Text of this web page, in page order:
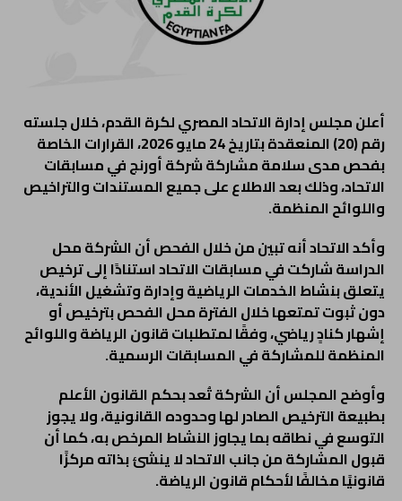
أعلن مجلس إدارة الاتحاد المصري لكرة القدم، خلال جلسته
رقم (20) المنعقدة بتاريخ 24 مايو 2026، القرارات الخاصة
بفحص مدى سلامة مشاركة شركة أورنج في مسابقات
الاتحاد، وذلك بعد الاطلاع على جميع المستندات والتراخيص
واللوائح المنظمة.
وأكد الاتحاد أنه تبين من خلال الفحص أن الشركة محل
الدراسة شاركت في مسابقات الاتحاد استنادًا إلى ترخيص
يتعلق بنشاط الخدمات الرياضية وإدارة وتشغيل الأندية،
دون ثبوت تمتعها خلال الفترة محل الفحص بترخيص أو
إشهار كنادٍ رياضي، وفقًا لمتطلبات قانون الرياضة واللوائح
المنظمة للمشاركة في المسابقات الرسمية.
وأوضح المجلس أن الشركة تُعد بحكم القانون الأعلم
بطبيعة الترخيص الصادر لها وحدوده القانونية، ولا يجوز
التوسع في نطاقه بما يجاوز النشاط المرخص به، كما أن
قبول المشاركة من جانب الاتحاد لا ينشئ بذاته مركزًا
قانونيًا مخالفًا لأحكام قانون الرياضة.